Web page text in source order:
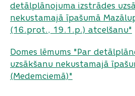
detālplānojuma izstrādes
nekustamajā īpašumā
(16.prot., 19.1.p.) atcelšanu"
Domes lēmums "Par
uzsākšanu nekustamajā
(Medemciemā)"